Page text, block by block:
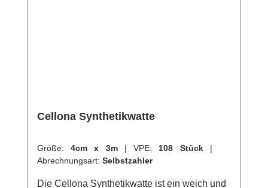
Cellona Synthetikwatte
Größe: 4cm x 3m | VPE: 108 Stück |
Abrechnungsart: Selbstzahler
Die Cellona Synthetikwatte ist ein weich und